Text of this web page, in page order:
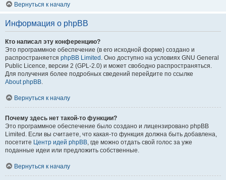
Вернуться к началу
Информация о phpBB
Кто написал эту конференцию?
Это программное обеспечение (в его исходной форме) создано и
распространяется phpBB Limited . Оно доступно на условиях GNU General
Public Licence, версии 2 (GPL-2.0) и может свободно распространяться.
Для получения более подробных сведений перейдите по ссылке
About phpBB.
Вернуться к началу
Почему здесь нет такой-то функции?
Это программное обеспечение было создано и лицензировано phpBB
Limited. Если вы считаете, что какая-то функция должна быть добавлена,
посетите Центр идей phpBB, где можно отдать свой голос за уже
поданные идеи или предложить собственные.
Вернуться к началу